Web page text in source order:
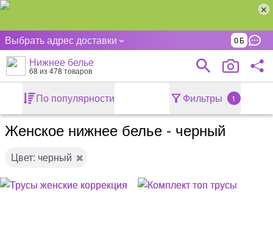
Выбрать адрес доставки 0
Нижнее белье
68 из 478 товаров
По популярности Фильтры 1
Женское нижнее белье - черный
Цвет: черный